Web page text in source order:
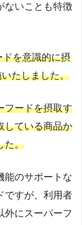
ないことも特徴
ドを意識的に摂
たしました。
フードを摂取す
している商品か
た。
能のサポートな
ですが、利用者
外にスーパーフ